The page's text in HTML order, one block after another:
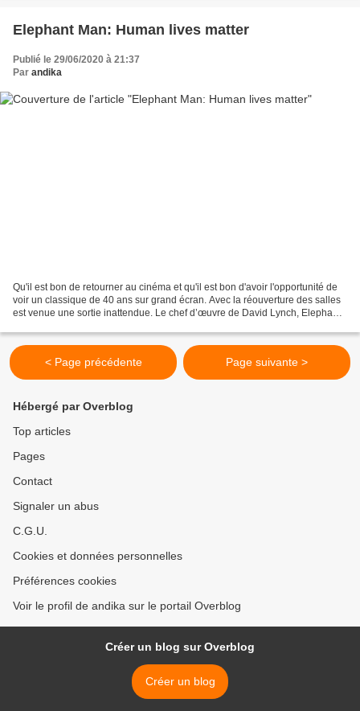
Elephant Man: Human lives matter
Publié le 29/06/2020 à 21:37
Par andika
Qu'il est bon de retourner au cinéma et qu'il est bon d'avoir l'opportunité de
voir un classique de 40 ans sur grand écran. Avec la réouverture des salles
est venue une sortie inattendue. Le chef d’œuvre de David Lynch, Elephant
< Page précédente Page suivante >
Hébergé par Overblog
Top articles
Pages
Contact
Signaler un abus
C.G.U.
Cookies et données personnelles
Préférences cookies
Voir le profil de andika sur le portail Overblog
Créer un blog sur Overblog
Créer un blog